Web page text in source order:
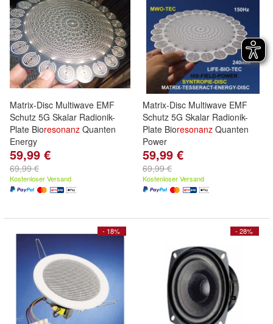
Matrix-Disc Multiwave EMF
Schutz 5G Skalar Radionik-
Plate Bioresonanz Quanten
Energy
59,99 €
69,99 €
Kostenloser Versand
Matrix-Disc Multiwave EMF
Schutz 5G Skalar Radionik-
Plate Bioresonanz Quanten
Power
59,99 €
69,99 €
Kostenloser Versand
- 18% - 28%